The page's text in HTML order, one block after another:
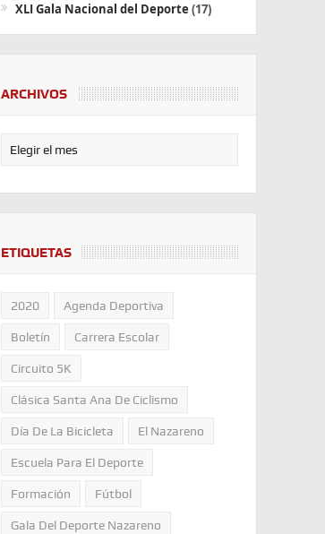
XLI Gala Nacional del Deporte (17)
ARCHIVOS
ETIQUETAS
2020 Agenda Deportiva
Boletín Carrera Escolar
Circuito 5K
Clásica Santa Ana De Ciclismo
Día De La Bicicleta El Nazareno
Escuela Para El Deporte
Formación Fútbol
Gala Del Deporte Nazareno